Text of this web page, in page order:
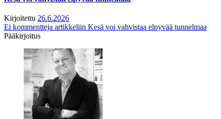
Kirjoitettu 26.6.2026
Ei kommentteja artikkeliin Kesä voi vahvistaa elpyvää tunnelmaa
Pääkirjoitus